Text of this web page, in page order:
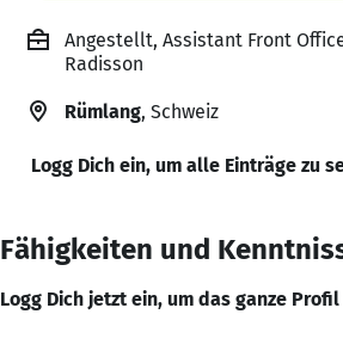
Angestellt, Assistant Front
Radisson
Rümlang, Schweiz
Logg Dich ein, um alle Einträge zu
Fähigkeiten und
Logg Dich jetzt ein, um das ganze Profil